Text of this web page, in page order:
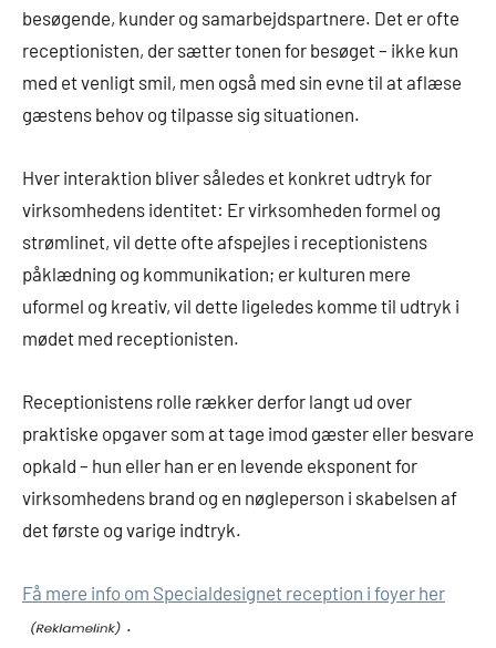
besøgende, kunder og samarbejdspartnere. Det er ofte
receptionisten, der sætter tonen for besøget – ikke kun
med et venligt smil, men også med sin evne til at aflæse
gæstens behov og tilpasse sig situationen.
Hver interaktion bliver således et konkret udtryk for
virksomhedens identitet: Er virksomheden formel og
strømlinet, vil dette ofte afspejles i receptionistens
påklædning og kommunikation; er kulturen mere
uformel og kreativ, vil dette ligeledes komme til udtryk i
mødet med receptionisten.
Receptionistens rolle rækker derfor langt ud over
praktiske opgaver som at tage imod gæster eller besvare
opkald – hun eller han er en levende eksponent for
virksomhedens brand og en nøgleperson i skabelsen af
det første og varige indtryk.
Få mere info om Specialdesignet reception i foyer her
.